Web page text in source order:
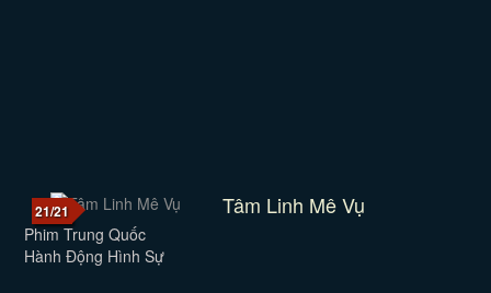
21/21 Tâm Linh Mê Vụ
Phim Trung Quốc
Hành Động Hình Sự